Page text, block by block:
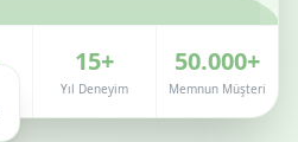
15+
Yıl Deneyim
50.000+
Memnun Müşteri